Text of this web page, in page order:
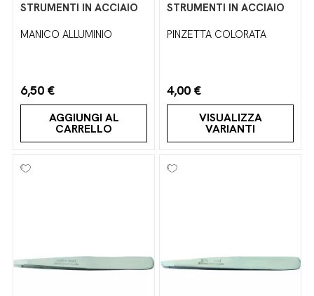
STRUMENTI IN ACCIAIO
MANICO ALLUMINIO
6,50 €
AGGIUNGI AL
CARRELLO
STRUMENTI IN ACCIAIO
PINZETTA COLORATA
4,00 €
VISUALIZZA
VARIANTI